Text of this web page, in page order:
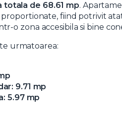
totala de 68.61 mp.
proportionate, fiind potrivit
o zona accesibila si bine
urmatoarea:
9.71 mp
5.97 mp